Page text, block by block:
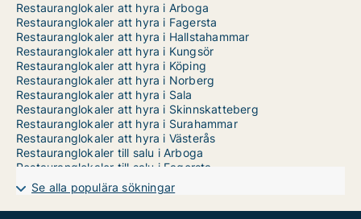
Restauranglokaler att hyra i Arboga
Restauranglokaler att hyra i Fagersta
Restauranglokaler att hyra i Hallstahammar
Restauranglokaler att hyra i Kungsör
Restauranglokaler att hyra i Köping
Restauranglokaler att hyra i Norberg
Restauranglokaler att hyra i Sala
Restauranglokaler att hyra i Skinnskatteberg
Restauranglokaler att hyra i Surahammar
Restauranglokaler att hyra i Västerås
Restauranglokaler till salu i Arboga
Restauranglokaler till salu i Fagersta
Restauranglokaler till salu i Hallstahammar
Restauranglokaler till salu i Kungsör
Restauranglokaler till salu i Köping
Se alla populära sökningar